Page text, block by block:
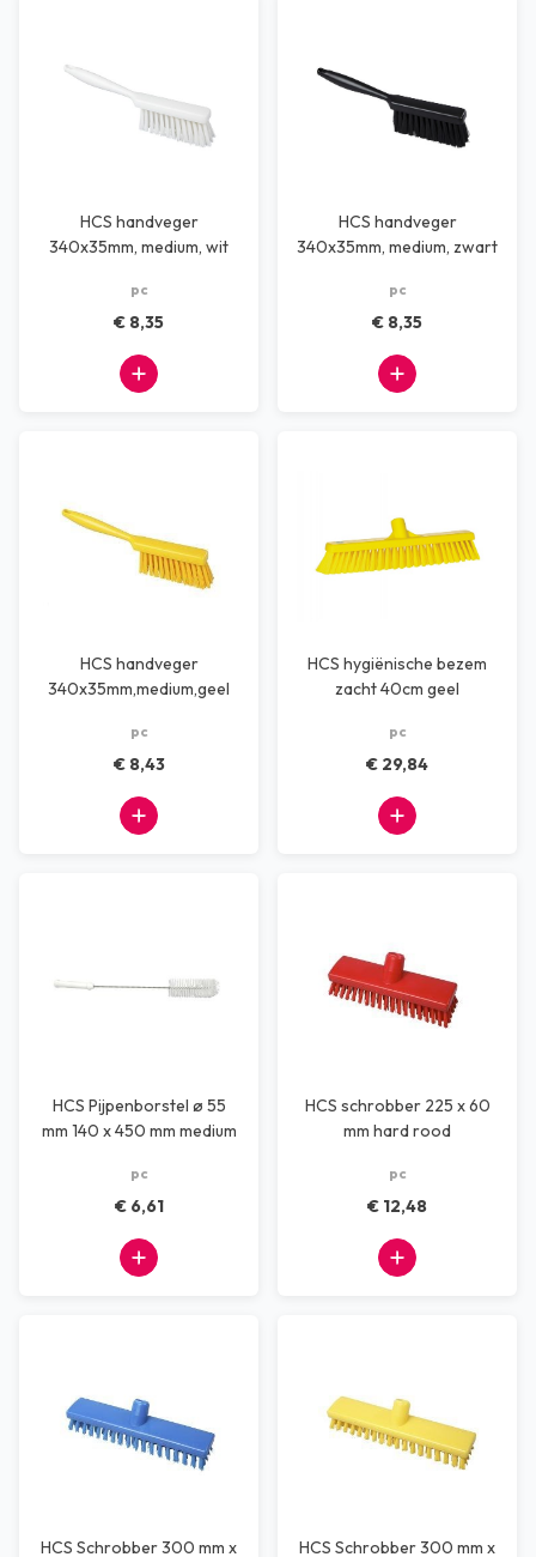
HCS handveger
340x35mm, medium, wit
pc
€ 8,35
HCS handveger
340x35mm, medium, zwart
pc
€ 8,35
HCS handveger
340x35mm,medium,geel
pc
€ 8,43
HCS hygiënische bezem
zacht 40cm geel
pc
€ 29,84
HCS Pijpenborstel ø 55
mm 140 x 450 mm medium
pc
€ 6,61
HCS schrobber 225 x 60
mm hard rood
pc
€ 12,48
HCS Schrobber 300 mm x
HCS Schrobber 300 mm x